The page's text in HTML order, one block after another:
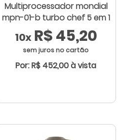
Multiprocessador mondial
mpn-01-b turbo chef 5 em 1
10x R$ 45,20
sem juros no cartão
Por: R$ 452,00 à vista